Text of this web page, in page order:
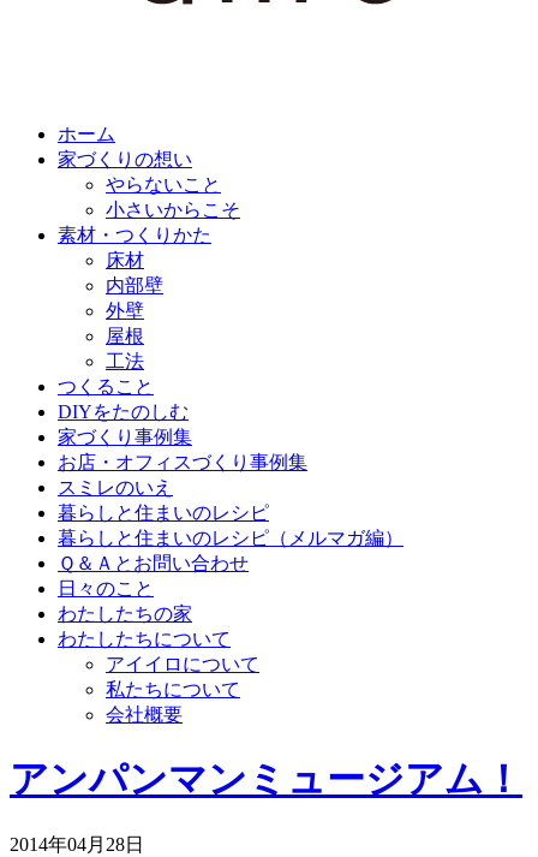
ホーム
家づくりの想い
やらないこと
小さいからこそ
素材・つくりかた
床材
内部壁
外壁
屋根
工法
つくること
DIYをたのしむ
家づくり事例集
お店・オフィスづくり事例集
スミレのいえ
暮らしと住まいのレシピ
暮らしと住まいのレシピ（メルマガ編）
Ｑ＆Ａとお問い合わせ
日々のこと
わたしたちの家
わたしたちについて
アイイロについて
私たちについて
会社概要
アンパンマンミュージアム！
2014年04月28日